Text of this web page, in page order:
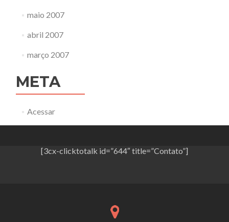
maio 2007
abril 2007
março 2007
META
Acessar
[3cx-clicktotalk id=”644″ title=”Contato”]